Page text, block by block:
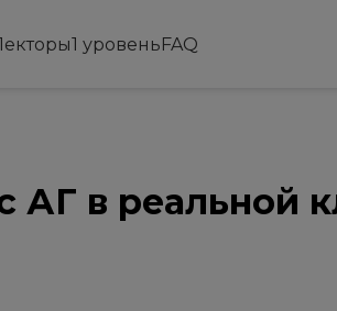
1 уровеньFAQ
в реальной